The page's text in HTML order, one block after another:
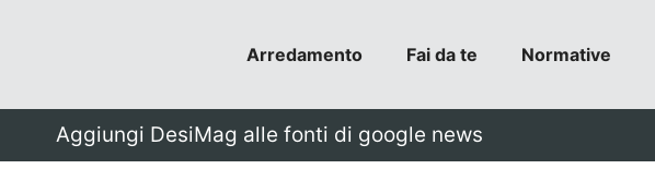
Arredamento Fai da te Normative
Aggiungi DesiMag alle fonti di google news